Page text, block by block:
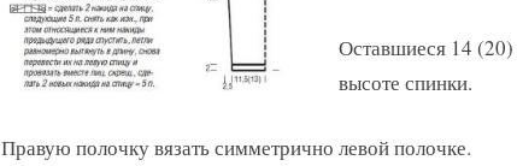
Оставшиеся 14 (20)
высоте спинки.
Правую полочку вязать симметрично левой полочке.